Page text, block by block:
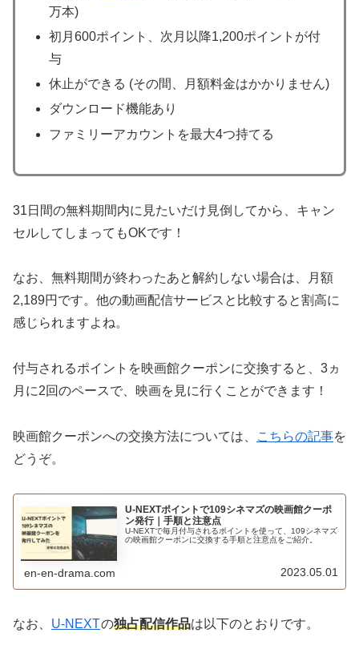
万本)
初月600ポイント、次月以降1,200ポイントが付
与
休止ができる (その間、月額料金はかかりません)
ダウンロード機能あり
ファミリーアカウントを最大4つ持てる
31日間の無料期間内に見たいだけ見倒してから、キャン
セルしてしまってもOKです！
なお、無料期間が終わったあと解約しない場合は、月額
2,189円です。他の動画配信サービスと比較すると割高に
感じられますよね。
付与されるポイントを映画館クーポンに交換すると、3ヵ
月に2回のペースで、映画を見に行くことができます！
映画館クーポンへの交換方法については、 こちらの記事を
どうぞ。
U-NEXTポイントで109シネマズの映画館クーポ
ン発行｜手順と注意点
U-NEXTで毎月付与されるポイントを使って、109シネマズ
の映画館クーポンに交換する手順と注意点をご紹介。
en-en-drama.com 2023.05.01
なお、 U-NEXTの独占配信作品は以下のとおりです。